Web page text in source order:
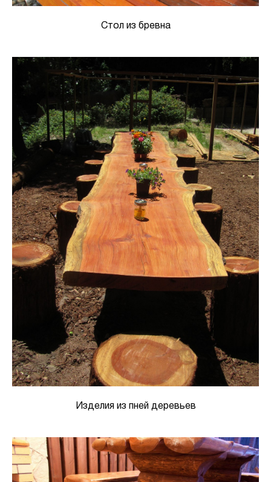
Стол из бревна
Изделия из пней деревьев